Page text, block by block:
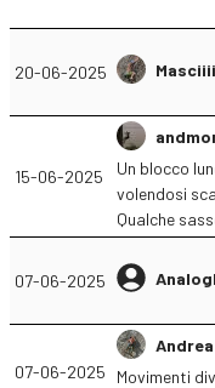
20-06-2025
15-06-2025
Un blocco
volendosi
Qualche
07-06-2025
07-06-2025
Movimenti